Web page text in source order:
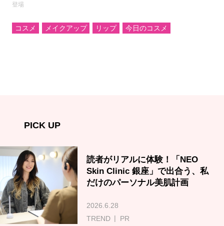
登場
コスメ メイクアップ リップ 今日のコスメ
PICK UP
読者がリアルに体験！「NEO
Skin Clinic 銀座」で出合う、私
だけのパーソナル美肌計画
2026.6.28
TREND
PR